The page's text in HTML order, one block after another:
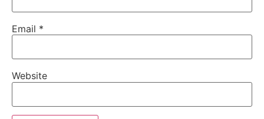
Email *
Website